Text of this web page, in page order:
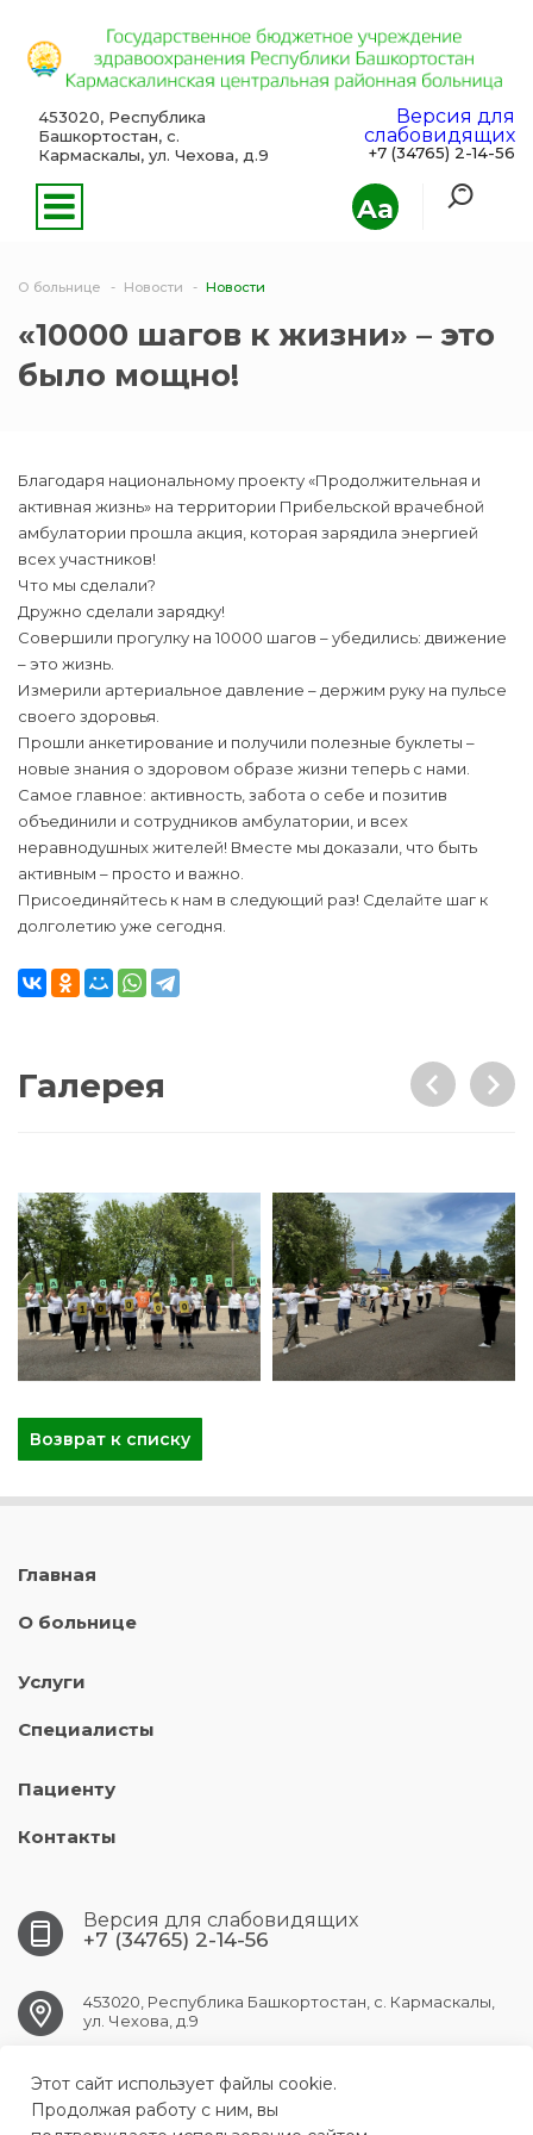
Aa
453020, Республика
Башкортостан, с.
Кармаскалы, ул. Чехова, д.9
Версия для
слабовидящих
+7 (34765) 2-14-56
О больнице Новости Новости
«10000 шагов к жизни» – это
было мощно!
Благодаря национальному проекту «Продолжительная и
активная жизнь» на территории Прибельской врачебной
амбулатории прошла акция, которая зарядила энергией
всех участников!
Что мы сделали?
Дружно сделали зарядку!
Совершили прогулку на 10000 шагов – убедились: движение
– это жизнь.
Измерили артериальное давление – держим руку на пульсе
своего здоровья.
Прошли анкетирование и получили полезные буклеты –
новые знания о здоровом образе жизни теперь с нами.
Самое главное: активность, забота о себе и позитив
объединили и сотрудников амбулатории, и всех
неравнодушных жителей! Вместе мы доказали, что быть
активным – просто и важно.
Присоединяйтесь к нам в следующий раз! Сделайте шаг к
долголетию уже сегодня.
Галерея
Возврат к списку
Главная
О больнице
Услуги
Специалисты
Пациенту
Контакты
Версия для слабовидящих
+7 (34765) 2-14-56
453020, Республика Башкортостан, с. Кармаскалы,
ул. Чехова, д.9
KARMASKALY.CRB@doctorrb.ru
Этот сайт использует файлы cookie.
Продолжая работу с ним, вы